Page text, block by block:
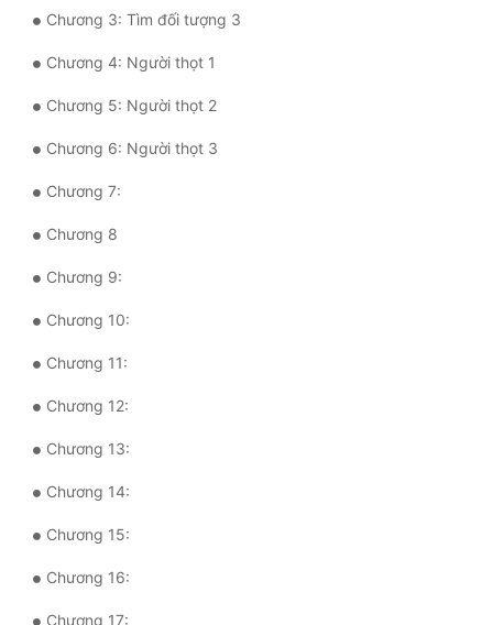
Chương 3: Tìm đối tượng 3
Chương 4: Người thọt 1
Chương 5: Người thọt 2
Chương 6: Người thọt 3
Chương 7:
Chương 8
Chương 9:
Chương 10:
Chương 11:
Chương 12:
Chương 13:
Chương 14:
Chương 15:
Chương 16:
Chương 17: